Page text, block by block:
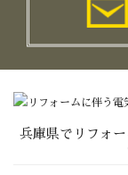
兵庫県でリフォ